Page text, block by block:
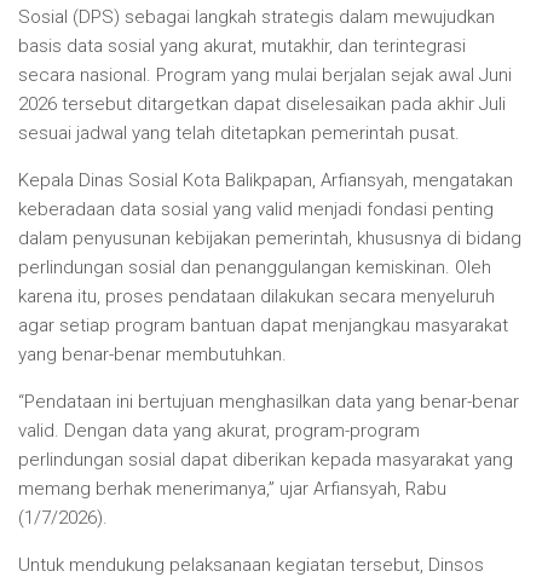
Sosial (DPS) sebagai langkah strategis dalam mewujudkan
basis data sosial yang akurat, mutakhir, dan terintegrasi
secara nasional. Program yang mulai berjalan sejak awal Juni
2026 tersebut ditargetkan dapat diselesaikan pada akhir Juli
sesuai jadwal yang telah ditetapkan pemerintah pusat.
Kepala Dinas Sosial Kota Balikpapan, Arfiansyah, mengatakan
keberadaan data sosial yang valid menjadi fondasi penting
dalam penyusunan kebijakan pemerintah, khususnya di bidang
perlindungan sosial dan penanggulangan kemiskinan. Oleh
karena itu, proses pendataan dilakukan secara menyeluruh
agar setiap program bantuan dapat menjangkau masyarakat
yang benar-benar membutuhkan.
“Pendataan ini bertujuan menghasilkan data yang benar-benar
valid. Dengan data yang akurat, program-program
perlindungan sosial dapat diberikan kepada masyarakat yang
memang berhak menerimanya,” ujar Arfiansyah, Rabu
(1/7/2026).
Untuk mendukung pelaksanaan kegiatan tersebut, Dinsos